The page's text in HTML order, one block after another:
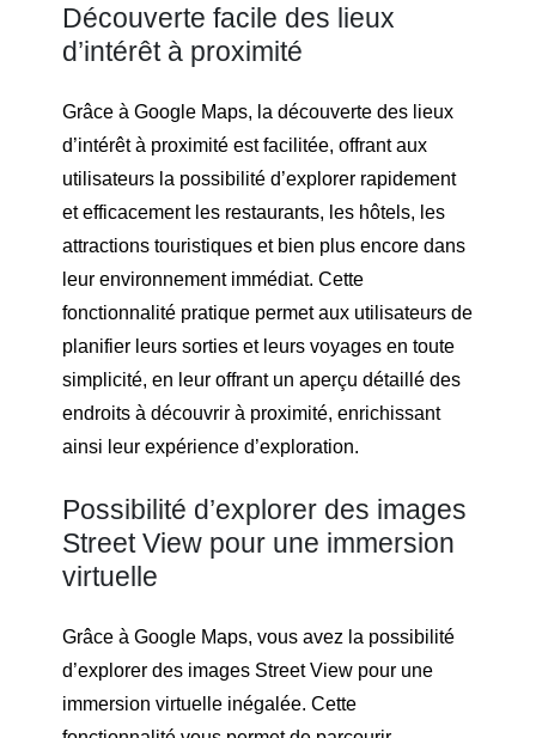
Découverte facile des lieux
d’intérêt à proximité
Grâce à Google Maps, la découverte des lieux
d’intérêt à proximité est facilitée, offrant aux
utilisateurs la possibilité d’explorer rapidement
et efficacement les restaurants, les hôtels, les
attractions touristiques et bien plus encore dans
leur environnement immédiat. Cette
fonctionnalité pratique permet aux utilisateurs de
planifier leurs sorties et leurs voyages en toute
simplicité, en leur offrant un aperçu détaillé des
endroits à découvrir à proximité, enrichissant
ainsi leur expérience d’exploration.
Possibilité d’explorer des images
Street View pour une immersion
virtuelle
Grâce à Google Maps, vous avez la possibilité
d’explorer des images Street View pour une
immersion virtuelle inégalée. Cette